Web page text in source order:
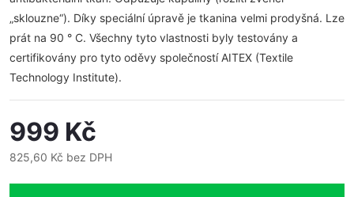
„sklouzne“). Díky speciální úpravě je tkanina velmi prodyšná. Lze
prát na 90 ° C. Všechny tyto vlastnosti byly testovány a
certifikovány pro tyto oděvy společností AITEX (Textile
Technology Institute).
999 Kč
825,60 Kč bez DPH